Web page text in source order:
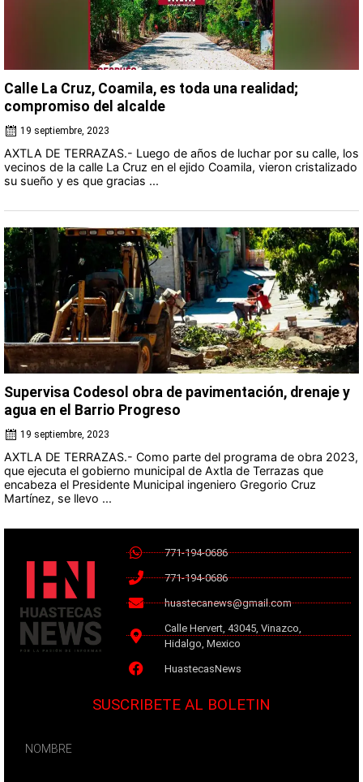
Calle La Cruz, Coamila, es toda una realidad;
compromiso del alcalde
19 septiembre, 2023
AXTLA DE TERRAZAS.- Luego de años de luchar por su calle, los
vecinos de la calle La Cruz en el ejido Coamila, vieron cristalizado
su sueño y es que gracias ...
Supervisa Codesol obra de pavimentación, drenaje y
agua en el Barrio Progreso
19 septiembre, 2023
AXTLA DE TERRAZAS.- Como parte del programa de obra 2023,
que ejecuta el gobierno municipal de Axtla de Terrazas que
encabeza el Presidente Municipal ingeniero Gregorio Cruz
Martínez, se llevo ...
771-194-0686
771-194-0686
huastecanews@gmail.com
Calle Hervert, 43045, Vinazco,
Hidalgo, Mexico
HuastecasNews
SUSCRIBETE AL BOLETIN